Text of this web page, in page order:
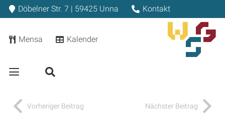
Döbelner Str. 7 | 59425 Unna Kontakt
Mensa Kalender
Vorheriger Beitrag Nächster Beitrag